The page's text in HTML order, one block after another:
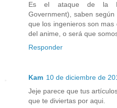
Es el ataque de la
Government), saben según
que los ingenieros son
del anime, o será que
Responder
Kam 10 de diciembre de
Jeje parece que tus
que te diviertas por aqui.